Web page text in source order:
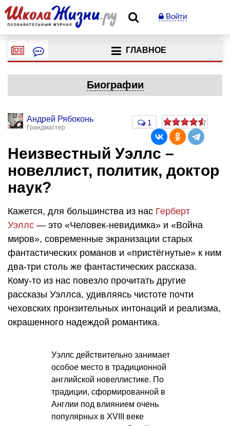
Войти
ГЛАВНОЕ
Биографии
Андрей Рябоконь
Грандмастер
1
Неизвестный Уэллс –
новеллист, политик, доктор
наук?
Кажется, для большинства из нас Герберт
Уэллс — это «Человек-невидимка» и «Война
миров», современные экранизации старых
фантастических романов и «пристёгнутые» к ним
два-три столь же фантастических рассказа.
Кому-то из нас повезло прочитать другие
рассказы Уэллса, удивляясь чистоте почти
чеховских пронзительных интонаций и реализма,
окрашенного надеждой романтика.
Уэллс действительно занимает
особое место в традиционной
английской новеллистике. По
традиции, сформированной в
Англии под влиянием очень
популярных в XVIII веке